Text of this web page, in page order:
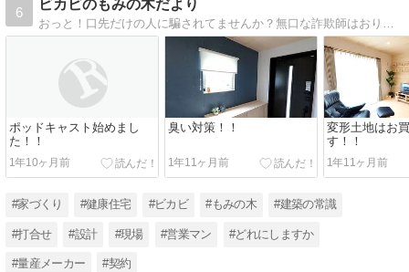
6
ビカビのもみの木だより
ポッドキャスト始めまし
た！！
1年10ヶ月前
臭い対策！！
1年11ヶ月前
変形土地はお
す！！
1年11ヶ月前
#家づくり #健康住宅 #ビカビ #もみの木 #建築の常識
#打合せ #設計 #現場 #営業マン #どれにしますか
#量産メーカー #契約